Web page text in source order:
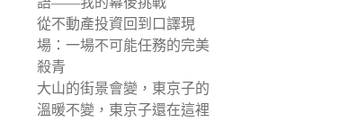
從不動產投資回到口譯現
場：一場不可能任務的完美
殺青
大山的街景會變，東京子的
溫暖不變，東京子還在這裡